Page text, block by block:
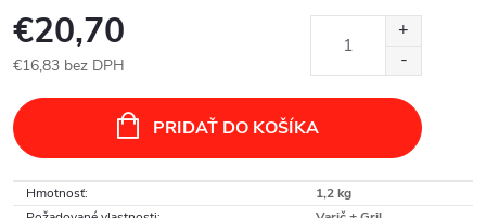
€20,70
€16,83 bez DPH
cena:
PRIDAŤ DO KOŠÍKA
Hmotnosť:
1,2 kg